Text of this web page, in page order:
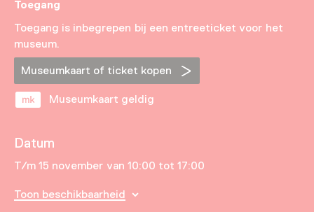
Toegang
Toegang is inbegrepen bij een entreeticket voor het
museum.
Museumkaart of ticket kopen
Museumkaart geldig
Datum
T/m 15 november van 10:00 tot 17:00
Toon beschikbaarheid